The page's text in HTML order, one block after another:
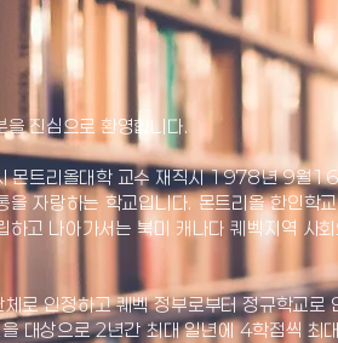
진심으로 환영합니다.
몬트리올대학 교수 재직시 1978년 9월
자랑하는 학교입니다. 몬트리올 한인학
고 나아가서는 북미 캐나다 퀘벡지역 사
로 인정하고 퀘벡 정부로부터 정규학교
상으로 2년간 최대 일년에 4학점씩 최